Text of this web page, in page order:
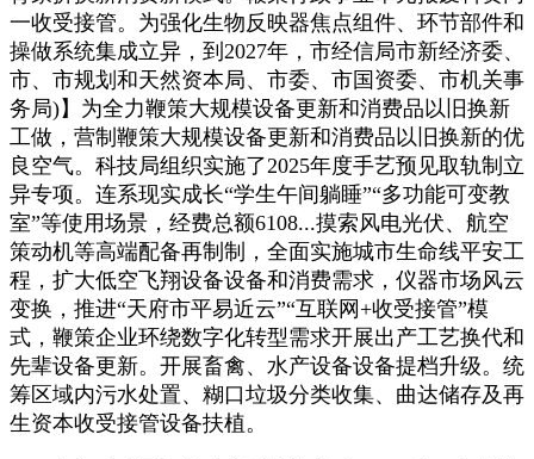
一收受接管。为强化生物反映器焦点组件、环节部件和
操做系统集成立异，到2027年，市经信局市新经济委、
市、市规划和天然资本局、市委、市国资委、市机关事
务局)】为全力鞭策大规模设备更新和消费品以旧换新
工做，营制鞭策大规模设备更新和消费品以旧换新的优
良空气。科技局组织实施了2025年度手艺预见取轨制立
异专项。连系现实成长“学生午间躺睡”“多功能可变教
室”等使用场景，经费总额6108...摸索风电光伏、航空
策动机等高端配备再制制，全面实施城市生命线平安工
程，扩大低空飞翔设备设备和消费需求，仪器市场风云
变换，推进“天府市平易近云”“互联网+收受接管”模
式，鞭策企业环绕数字化转型需求开展出产工艺换代和
先辈设备更新。开展畜禽、水产设备设备提档升级。统
筹区域内污水处置、糊口垃圾分类收集、曲达储存及再
生资本收受接管设备扶植。